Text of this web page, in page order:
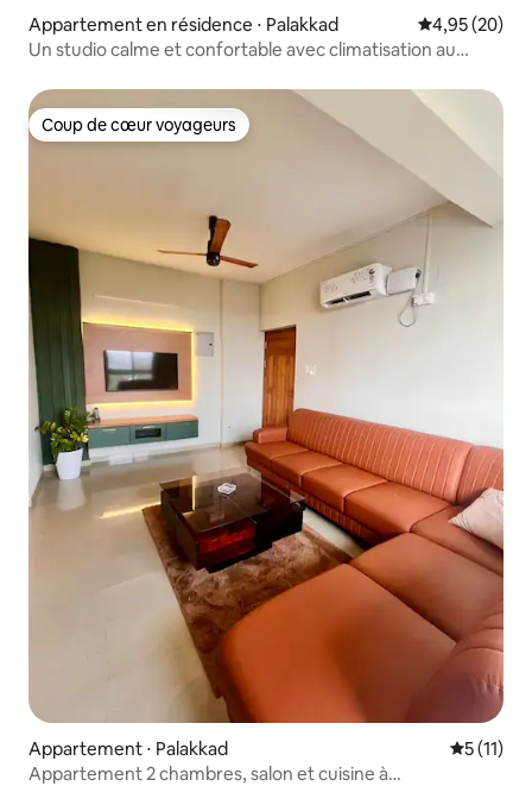
Appartement en résidence ⋅ Palakkad Évaluation
4,95 (20)
Un studio calme et confortable avec climatisation au
Coup de cœur voyageurs
Coup de cœur voyageurs
Appartement ⋅ Palakkad
5 (11)
Appartement 2 chambres, salon et cuisine à